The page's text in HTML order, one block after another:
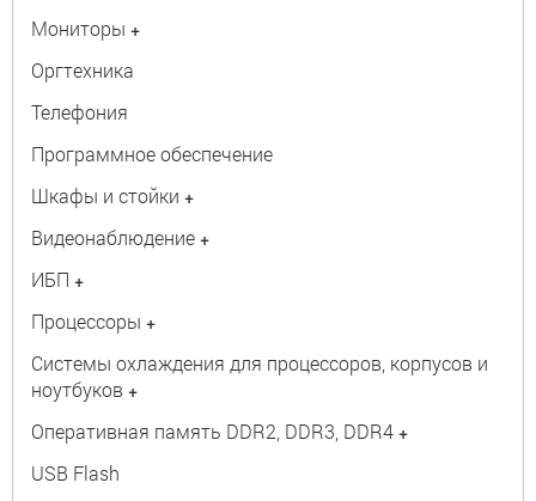
Мониторы +
Оргтехника
Телефония
Программное обеспечение
Шкафы и стойки +
Видеонаблюдение +
ИБП +
Процессоры +
Системы охлаждения для процессоров, корпусов и
ноутбуков +
Оперативная память DDR2, DDR3, DDR4 +
USB Flash